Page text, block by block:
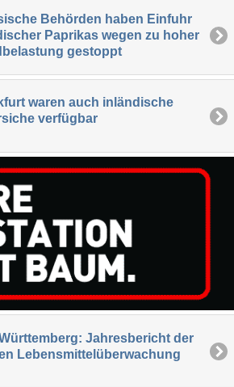
Behörden haben Einfuhr
Paprikas wegen zu hoher
gestoppt
waren auch inländische
verfügbar
Jahresbericht der
Lebensmittelüberwachung